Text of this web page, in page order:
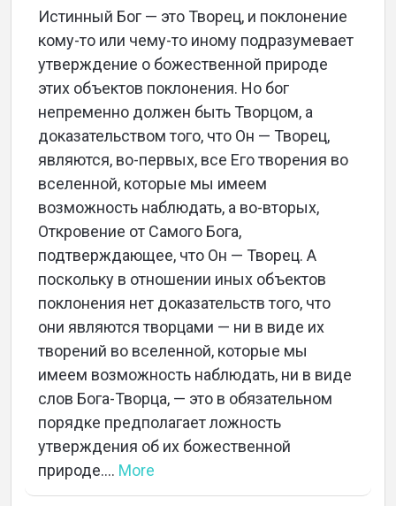
Languages
Истинный Бог — это Творец, и поклонение
кому-то или чему-то иному подразумевает
утверждение о божественной природе
этих объектов поклонения. Но бог
непременно должен быть Творцом, а
доказательством того, что Он — Творец,
являются, во-первых, все Его творения во
вселенной, которые мы имеем
возможность наблюдать, а во-вторых,
Откровение от Самого Бога,
подтверждающее, что Он — Творец. А
поскольку в отношении иных объектов
поклонения нет доказательств того, что
они являются творцами — ни в виде их
творений во вселенной, которые мы
имеем возможность наблюдать, ни в виде
слов Бога-Творца, — это в обязательном
порядке предполагает ложность
утверждения об их божественной
природе.... More